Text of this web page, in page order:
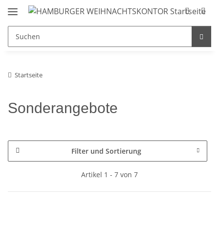
Startseite
Sonderangebote
Filter und Sortierung
Artikel 1 - 7 von 7